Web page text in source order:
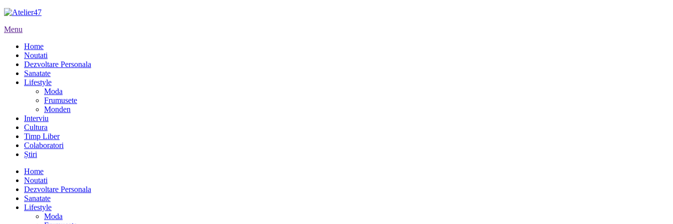
Menu
Home
Noutati
Dezvoltare Personala
Sanatate
Lifestyle
Moda
Frumusete
Monden
Interviu
Cultura
Timp Liber
Colaboratori
Știri
Home
Noutati
Dezvoltare Personala
Sanatate
Lifestyle
Moda